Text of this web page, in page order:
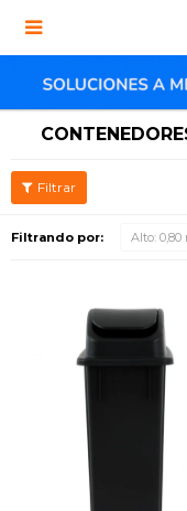

Filtrando por: Alto: 0,80